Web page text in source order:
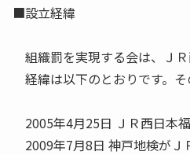
■設立経緯
組織罰を実現する会は、Ｊ
経緯は以下のとおりです。
2005年4月25日 ＪＲ西日本
2009年7月8日 神戸地検がＪ